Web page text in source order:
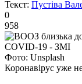
Текст: Пустіва
0
958
Фото: Unsplash
Коронавірус уже